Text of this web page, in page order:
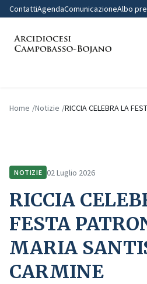
ContattiAgendaComunicazioneAlbo
Home Notizie RICCIA CELEBRA LA
NOTIZIE 02 Luglio 2026
RICCIA
FESTA
MARIA
CARMINE